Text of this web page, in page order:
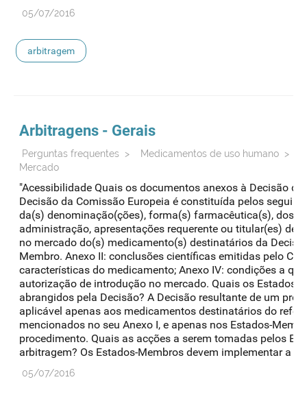
05/07/2016
arbitragem
Arbitragens - Gerais
Perguntas frequentes > Medicamentos de uso humano >
Mercado
"Acessibilidade Quais os documentos anexos à Decisão
Decisão da Comissão Europeia é constituída pelos
da(s) denominação(ções), forma(s) farmacêutica(s),
administração, apresentações requerente ou titular(es) de
no mercado do(s) medicamento(s) destinatários da
Membro. Anexo II: conclusões científicas emitidas pelo
características do medicamento; Anexo IV: condições a
autorização de introdução no mercado. Quais os Estados-
abrangidos pela Decisão? A Decisão resultante de um
aplicável apenas aos medicamentos destinatários do
mencionados no seu Anexo I, e apenas nos Estados-
procedimento. Quais as acções a serem tomadas pelos
arbitragem? Os Estados-Membros devem implementar a
05/07/2016